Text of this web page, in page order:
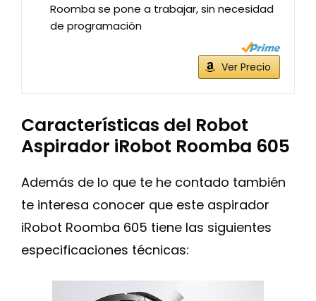
Roomba se pone a trabajar, sin necesidad
de programación
Ver Precio
Características del Robot
Aspirador iRobot Roomba 605
Además de lo que te he contado también
te interesa conocer que este aspirador
iRobot Roomba 605 tiene las siguientes
especificaciones técnicas: